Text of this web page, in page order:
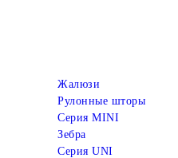
Жалюзи
Рулонные шторы
Серия MINI
Зебра
Серия UNI